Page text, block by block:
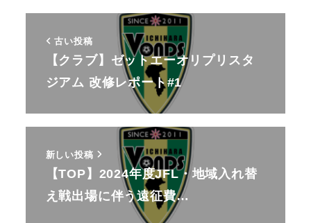
古い投稿
【クラブ】ゼットエーオリプリスタ
ジアム 改修レポート#1
新しい投稿
【TOP】2024年度JFL・地域入れ替
え戦出場に伴う遠征費…